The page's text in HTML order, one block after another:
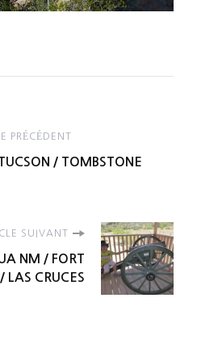
PRÉCÉDENT
/ TOMBSTONE
SUIVANT
NM / FORT
LAS CRUCES